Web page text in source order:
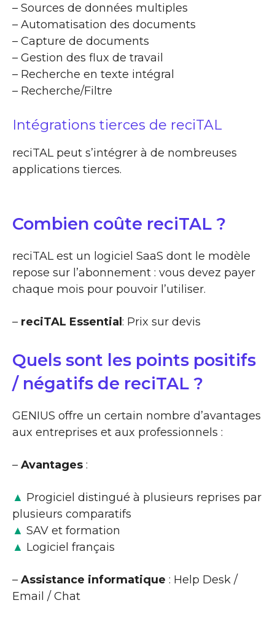
– Sources de données multiples
– Automatisation des documents
– Capture de documents
– Gestion des flux de travail
– Recherche en texte intégral
– Recherche/Filtre
Intégrations tierces de reciTAL
reciTAL peut s’intégrer à de nombreuses
applications tierces.
Combien coûte reciTAL ?
reciTAL est un logiciel SaaS dont le modèle
repose sur l’abonnement : vous devez payer
chaque mois pour pouvoir l’utiliser.
– reciTAL Essential: Prix sur devis
Quels sont les points positifs
/ négatifs de reciTAL ?
GENIUS offre un certain nombre d’avantages
aux entreprises et aux professionnels :
– Avantages :
▲ Progiciel distingué à plusieurs reprises par
plusieurs comparatifs
▲ SAV et formation
▲ Logiciel français
– Assistance informatique : Help Desk /
Email / Chat